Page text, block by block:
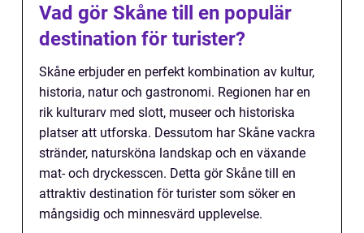
Vad gör Skåne till en populär
destination för turister?
Skåne erbjuder en perfekt kombination av kultur,
historia, natur och gastronomi. Regionen har en
rik kulturarv med slott, museer och historiska
platser att utforska. Dessutom har Skåne vackra
stränder, natursköna landskap och en växande
mat- och dryckesscen. Detta gör Skåne till en
attraktiv destination för turister som söker en
mångsidig och minnesvärd upplevelse.